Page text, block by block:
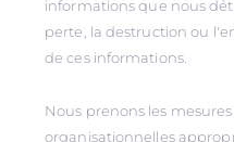
informations que nous
perte, la destruction ou
de ces informations.
Nous prenons les
organisationnelles